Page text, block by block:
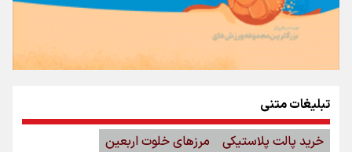
تبلیغات متنی
خرید پالت پلاستیکی
مرزهای خلوت اربعین